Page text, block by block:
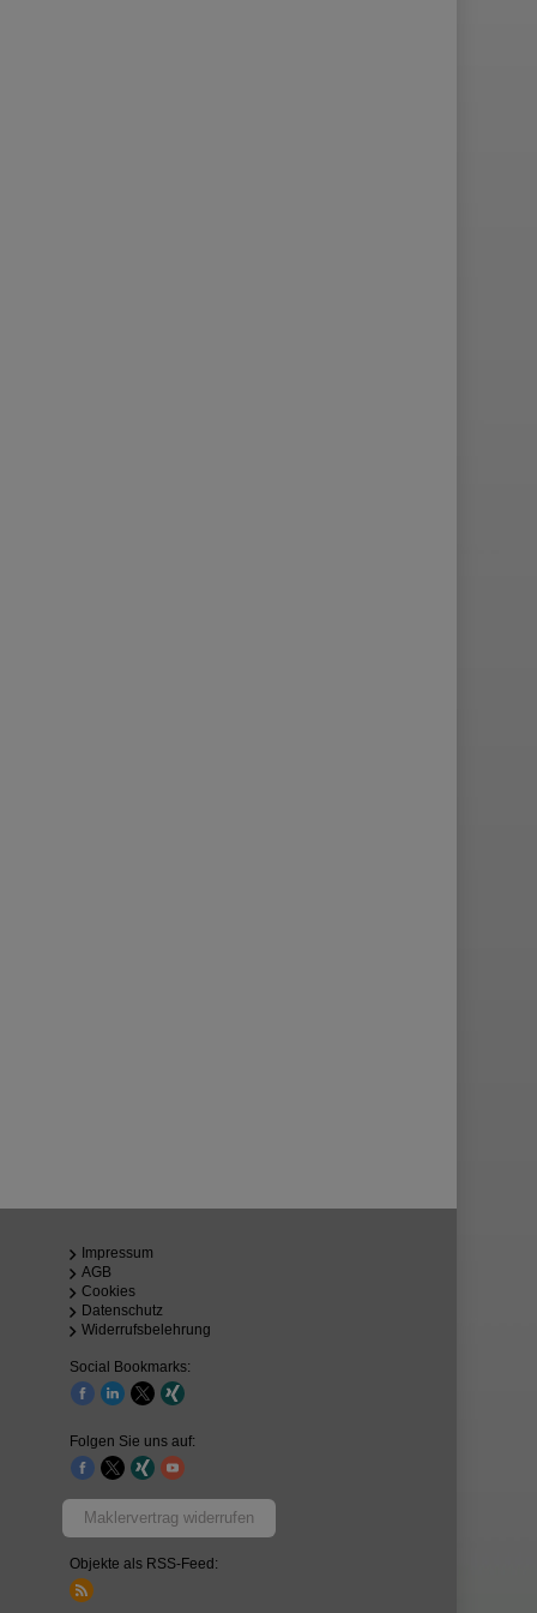
Impressum
AGB
Cookies
Datenschutz
Widerrufsbelehrung
Social Bookmarks:
Folgen Sie uns auf:
Maklervertrag widerrufen
Objekte als RSS-Feed: